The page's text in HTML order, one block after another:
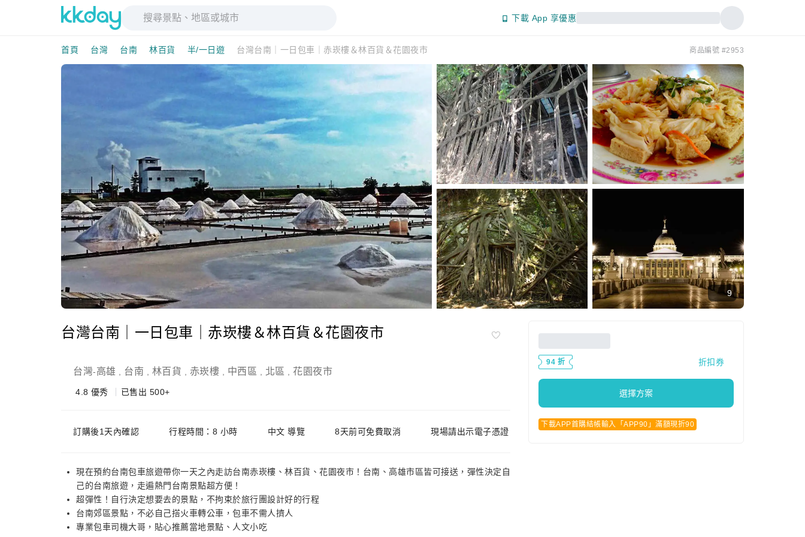
下載 App 享優惠
首頁 台灣 台南 林百貨 半/一日遊 台灣台南｜一日包車｜赤崁樓＆林百貨＆花園夜市 商品編號 #2953
9
台灣台南｜一日包車｜赤崁樓＆林百貨＆花園夜市
台灣-高雄 台南 林百貨 赤崁樓 中西區 北區 花園夜市
4.8 優秀 已售出 500+
訂購後1天內確認 行程時間：8 小時 中文 導覽 8天前可免費取消 現場請出示電子憑證
現在預約台南包車旅遊帶你一天之內走訪台南赤崁樓、林百貨、花園夜市！台南、高雄市區皆可接送，彈性決定自
己的台南旅遊，走遍熱門台南景點超方便！
超彈性！自行決定想要去的景點，不拘束於旅行團設計好的行程
台南郊區景點，不必自己搭火車轉公車，包車不需人擠人
專業包車司機大哥，貼心推薦當地景點、人文小吃
94 折 折扣券
選擇方案
下載APP首購結帳輸入「APP90」滿額現折90